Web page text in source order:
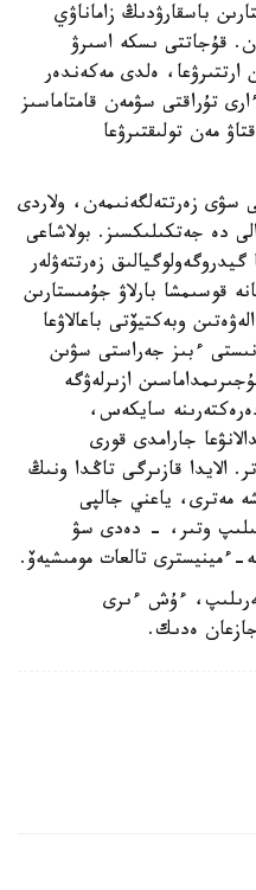
باسقارۋدىڭ زاماناۋي
قۇجاتتى ىسكە اسىرۋ
ەلدى مەكەندەر
تۇراقتى سۋمەن قامتاماسىز
مەن تولىقتىرۋعا
سۋى زەرتتەلگەنىمەن، ولاردى
دە جەتكىلىكسىز. بولاشاعى
زەرتتەۋلەر
قوسىمشا بارلاۋ جۇمىستارىن
وبەكتيۆتى باعالاۋعا
ءبىز جەراستى سۋىن
ازىرلەۋگە
سايكەس،
جارامدى قورى
مەتر. الايدا قازىرگى تاڭدا ونىڭ
تەكشە مەترى، ياعني جالپى
پايدالانىلىپ وتىر، - دەدى سۋ
ءمينيسترى تالعات مومىشيەۆ.
ءۇش ءىرى
جازعان ەدىك.